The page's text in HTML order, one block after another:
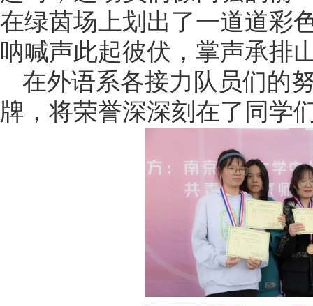
在绿茵场上划出了一道道彩
呐喊声此起彼伏，掌声承排
在外语系各接力队员们的
牌，将荣誉深深刻在了同学